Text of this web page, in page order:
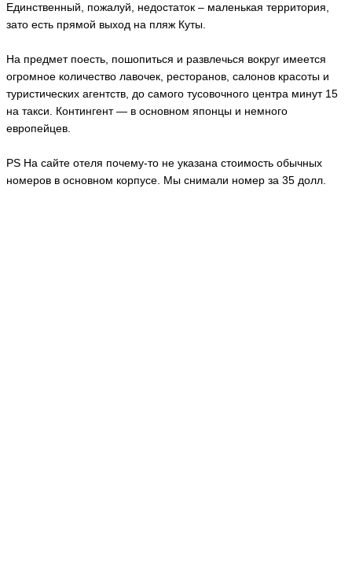
Единственный, пожалуй, недостаток – маленькая территория,
зато есть прямой выход на пляж Куты.
На предмет поесть, пошопиться и развлечься вокруг имеется
огромное количество лавочек, ресторанов, салонов красоты и
туристических агентств, до самого тусовочного центра минут 15
на такси. Контингент — в основном японцы и немного
европейцев.
PS На сайте отеля почему-то не указана стоимость обычных
номеров в основном корпусе. Мы снимали номер за 35 долл.